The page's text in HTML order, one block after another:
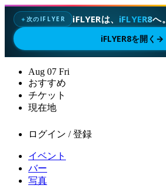
✦次のIFLYER iFLYERは、 iFLYER8へ。
iFLYER8を開く →
Aug 07 Fri
おすすめ
チケット
現在地
ログイン / 登録
イベント
バー
写真